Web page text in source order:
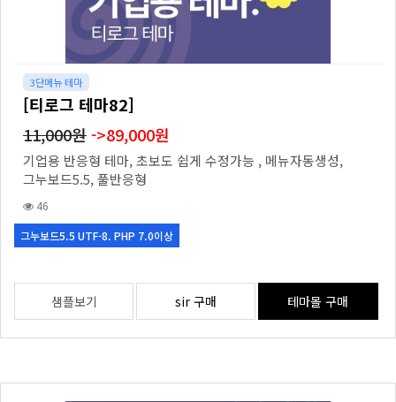
3단메뉴 테마
[티로그 테마82]
11,000원->89,000원
기업용 반응형 테마, 초보도 쉽게 수정가능 , 메뉴자동생성,
그누보드5.5, 풀반응형
46
그누보드5.5 UTF-8. PHP 7.0이상
샘플보기 sir 구매 테마몰 구매